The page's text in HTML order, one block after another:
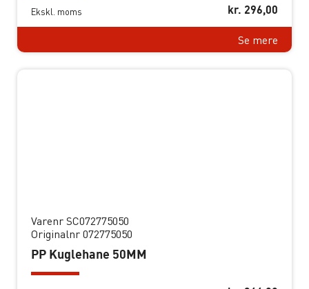
Ekskl. moms kr. 296,00
Se mere
Varenr SC072775050
Originalnr 072775050
PP Kuglehane 50MM